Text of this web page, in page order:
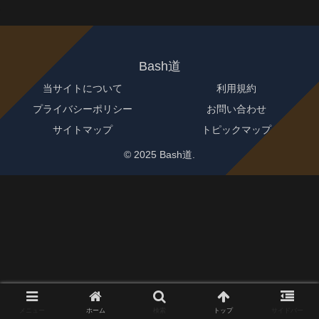
Bash道
当サイトについて
利用規約
プライバシーポリシー
お問い合わせ
サイトマップ
トピックマップ
© 2025 Bash道.
ホーム トップ